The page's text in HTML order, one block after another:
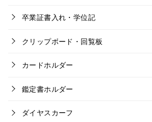
卒業証書入れ・学位記
クリップボード・回覧板
カードホルダー
鑑定書ホルダー
ダイヤスカーフ